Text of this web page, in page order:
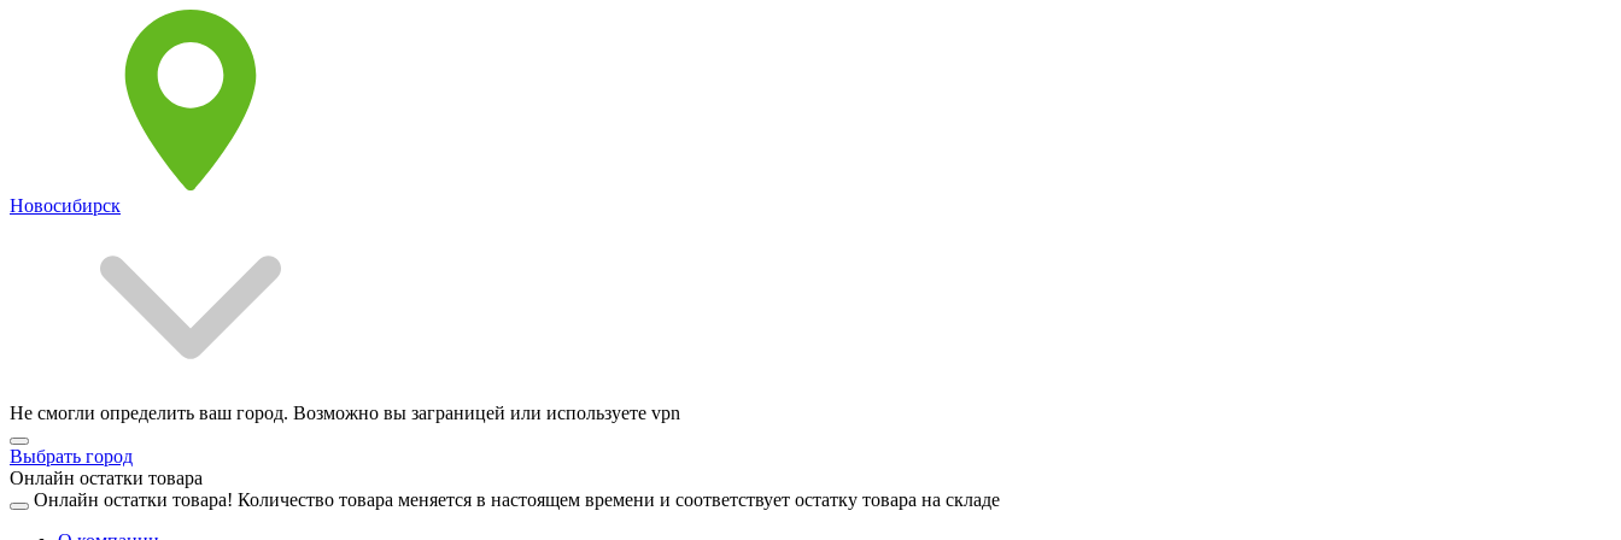
Новосибирск
Не смогли определить ваш город. Возможно вы заграницей или используете vpn
Выбрать город
Онлайн остатки товара
Онлайн остатки товара! Количество товара меняется в настоящем времени и соответствует остатку товара на складе